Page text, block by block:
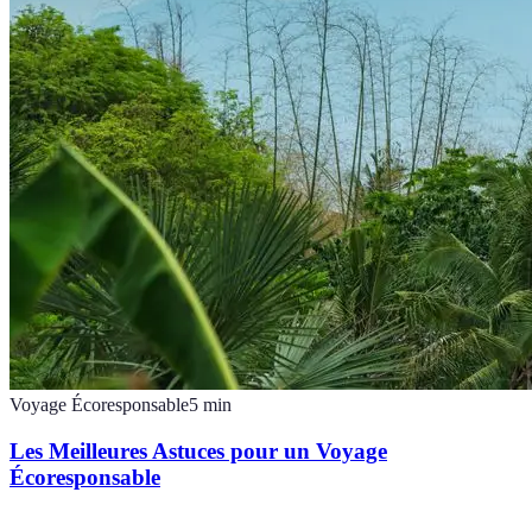
Voyage Écoresponsable5 min
Les Meilleures Astuces pour un Voyage
Écoresponsable